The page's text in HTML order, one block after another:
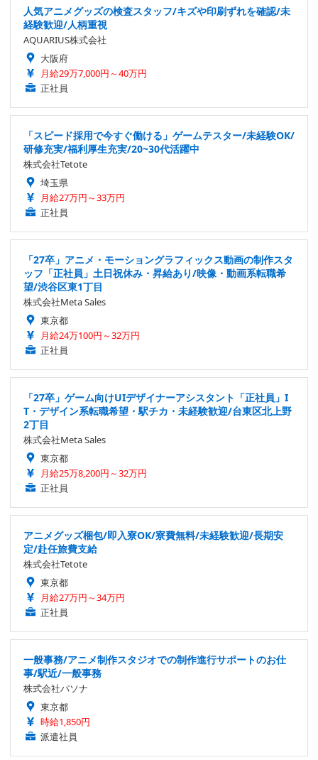
人気アニメグッズの検査スタッフ/キズや印刷ずれを確認/未
経験歓迎/人柄重視
AQUARIUS株式会社
大阪府
月給29万7,000円～40万円
正社員
「スピード採用で今すぐ働ける」ゲームテスター/未経験OK/
研修充実/福利厚生充実/20~30代活躍中
株式会社Tetote
埼玉県
月給27万円～33万円
正社員
「27卒」アニメ・モーショングラフィックス動画の制作スタ
ッフ「正社員」土日祝休み・昇給あり/映像・動画系転職希
望/渋谷区東1丁目
株式会社Meta Sales
東京都
月給24万100円～32万円
正社員
「27卒」ゲーム向けUIデザイナーアシスタント「正社員」I
T・デザイン系転職希望・駅チカ・未経験歓迎/台東区北上野
2丁目
株式会社Meta Sales
東京都
月給25万8,200円～32万円
正社員
アニメグッズ梱包/即入寮OK/寮費無料/未経験歓迎/長期安
定/赴任旅費支給
株式会社Tetote
東京都
月給27万円～34万円
正社員
一般事務/アニメ制作スタジオでの制作進行サポートのお仕
事/駅近/一般事務
株式会社パソナ
東京都
時給1,850円
派遣社員